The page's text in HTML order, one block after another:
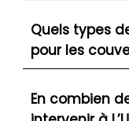
Quels types
pour les
En combien